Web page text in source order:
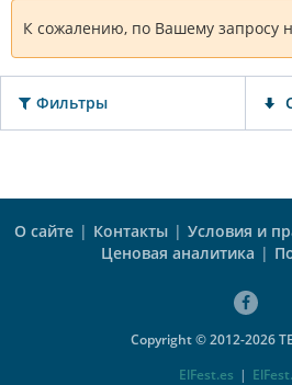
К сожалению, по Вашему запросу
Фильтры
О сайте | Контакты | Условия и
Ценовая аналитика |
Copyright © 2012-2026
ElFest.es |